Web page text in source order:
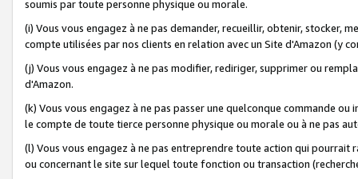
soumis par toute personne physique ou morale.
(i) Vous vous engagez à ne pas demander, recueillir, obtenir, stocker,
compte utilisées par nos clients en relation avec un Site d'Amazon (y
(j) Vous vous engagez à ne pas modifier, rediriger, supprimer ou
d'Amazon.
(k) Vous vous engagez à ne pas passer une quelconque commande
le compte de toute tierce personne physique ou morale ou à ne pas
(l) Vous vous engagez à ne pas entreprendre toute action qui
ou concernant le site sur lequel toute fonction ou transaction